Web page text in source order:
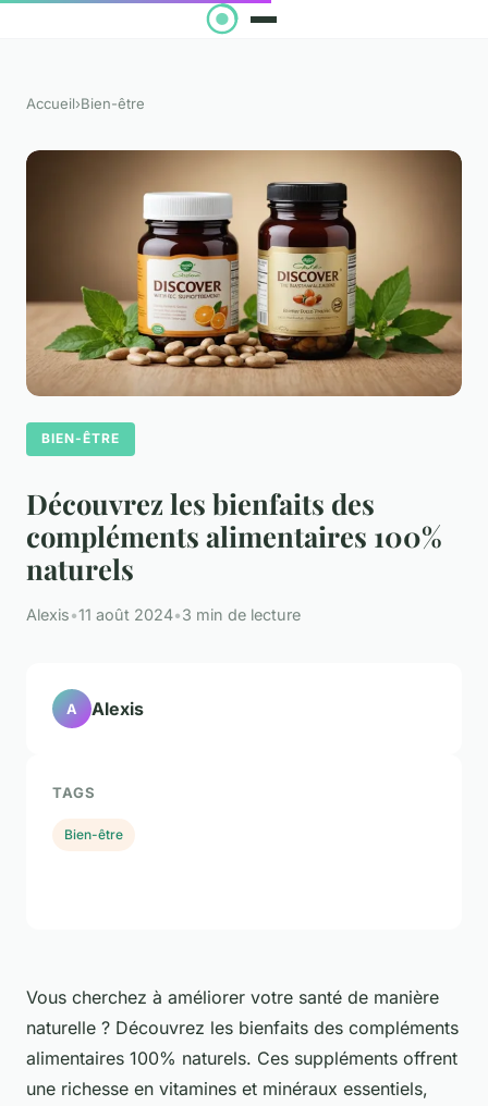
Accueil›Bien-être
BIEN-ÊTRE
Découvrez les bienfaits des
compléments alimentaires 100%
naturels
Alexis•11 août 2024•3 min de lecture
Vous cherchez à améliorer votre santé de manière
naturelle ? Découvrez les bienfaits des compléments
alimentaires 100% naturels. Ces suppléments offrent
une richesse en vitamines et minéraux essentiels,
A Alexis
TAGS
Bien-être